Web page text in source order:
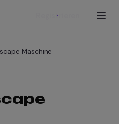
Registrieren
Maschine